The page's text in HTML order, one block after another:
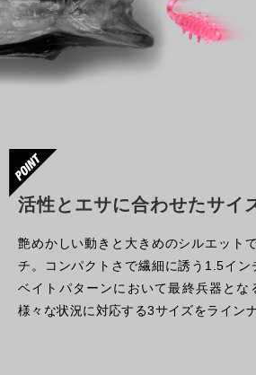
活性とエサに合わせたサイ
艶めかしい動きと大きめのシルエット
チ。コンパクトさで繊細に誘う1.5イン
ベイトパターンにおいて最終兵器とな
様々な状況に対応する3サイズをラインナ